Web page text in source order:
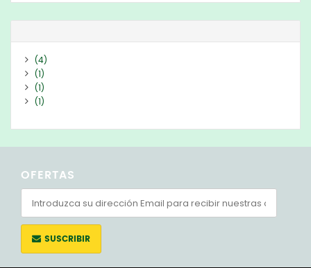
(4)
(1)
(1)
(1)
OFERTAS
SUSCRIBIR